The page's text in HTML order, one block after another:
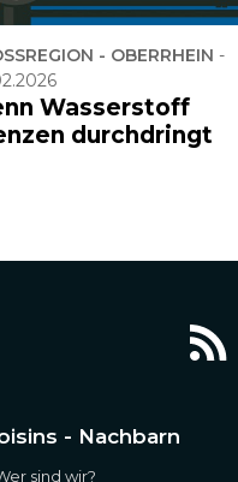
- OBERRHEIN -
Wasserstoff
durchdringt
- Nachbarn
sind wir?